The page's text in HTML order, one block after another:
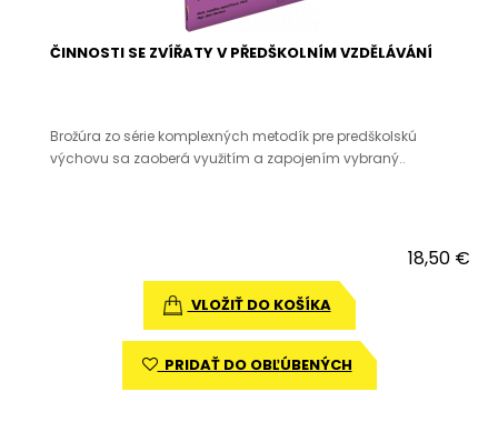
ČINNOSTI SE ZVÍŘATY V PŘEDŠKOLNÍM VZDĚLÁVÁNÍ
Brožúra zo série komplexných metodík pre predškolskú
výchovu sa zaoberá využitím a zapojením vybraný..
18,50 €
VLOŽIŤ DO KOŠÍKA
PRIDAŤ DO OBĽÚBENÝCH